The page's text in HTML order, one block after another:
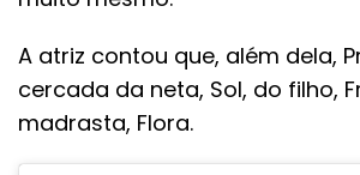
A atriz contou que, além dela,
cercada da neta, Sol, do filho,
madrasta, Flora.